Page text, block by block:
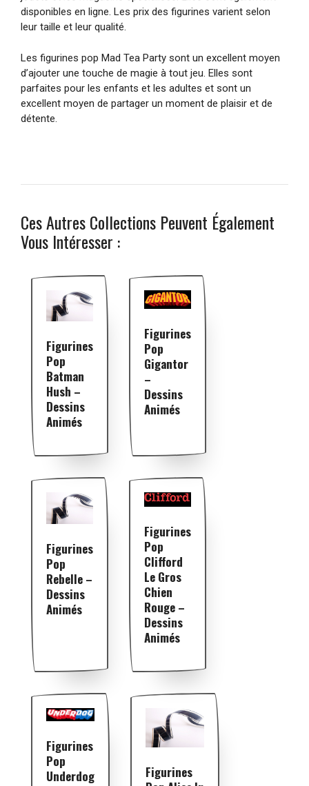
disponibles en ligne. Les prix des figurines varient selon
leur taille et leur qualité.
Les figurines pop Mad Tea Party sont un excellent moyen
d’ajouter une touche de magie à tout jeu. Elles sont
parfaites pour les enfants et les adultes et sont un
excellent moyen de partager un moment de plaisir et de
détente.
Ces Autres Collections Peuvent Également
Vous Intéresser :
Figurines
Pop
Batman
Hush –
Dessins
Animés
Figurines
Pop
Gigantor
–
Dessins
Animés
Figurines
Pop
Rebelle –
Dessins
Animés
Figurines
Pop
Clifford
Le Gros
Chien
Rouge –
Dessins
Animés
Figurines
Pop
Underdog
Figurines